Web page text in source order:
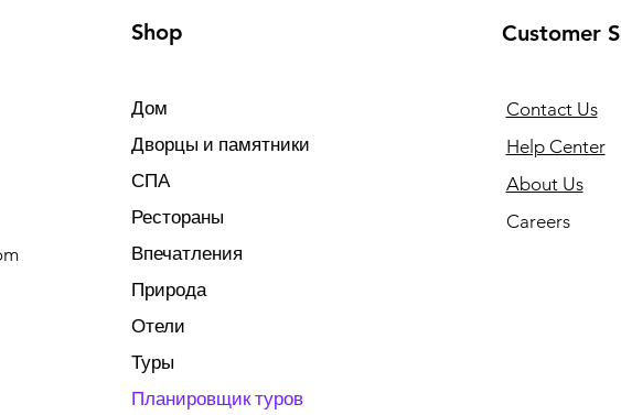
Shop
Дом
Дворцы и памятники
СПА
Рестораны
Впечатления
Природа
Отели
Туры
Планировщик туров
Customer
Contact Us
Help Center
About Us
Careers